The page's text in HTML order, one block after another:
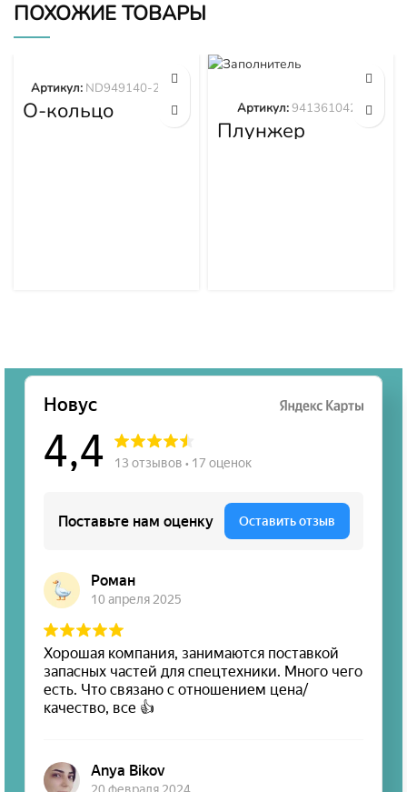
ПОХОЖИЕ ТОВАРЫ
О-кольцо
ND949140-2570
Артикул: ND949140-2570
Плунжер
9413610423
Артикул:9413610423